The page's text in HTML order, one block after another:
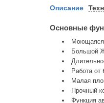
Описание
Основные
Моющаяся
Большой
Работа от
Малая
Прочный
Функция